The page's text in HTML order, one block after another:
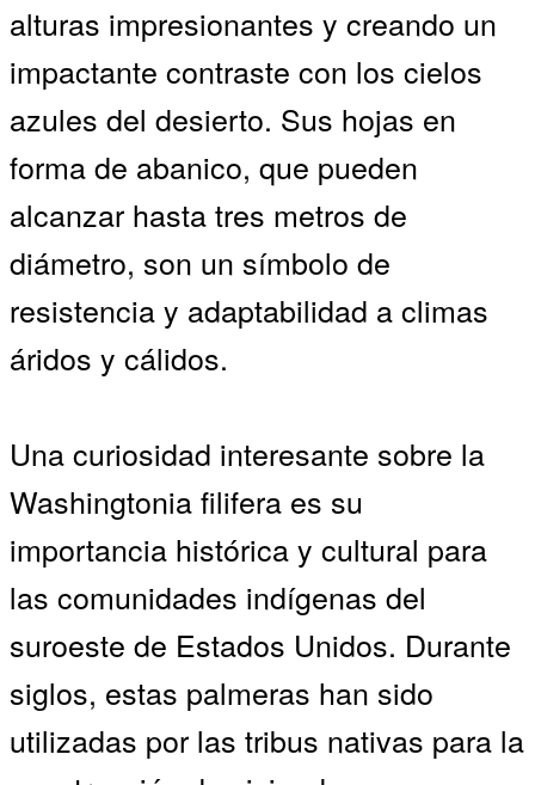
alturas impresionantes y creando un
impactante contraste con los cielos
azules del desierto. Sus hojas en
forma de abanico, que pueden
alcanzar hasta tres metros de
diámetro, son un símbolo de
resistencia y adaptabilidad a climas
áridos y cálidos.
Una curiosidad interesante sobre la
Washingtonia filifera es su
importancia histórica y cultural para
las comunidades indígenas del
suroeste de Estados Unidos. Durante
siglos, estas palmeras han sido
utilizadas por las tribus nativas para la